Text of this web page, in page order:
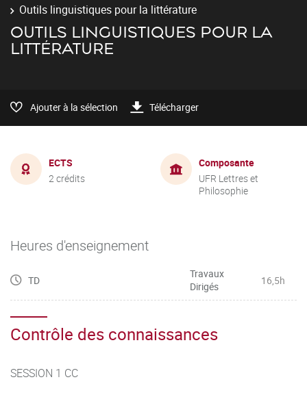
Outils linguistiques pour la littérature
OUTILS LINGUISTIQUES POUR LA
LITTÉRATURE
Ajouter à la sélection Télécharger
ECTS
2 crédits
Composante
UFR Lettres et
Philosophie
Heures d'enseignement
TD
Travaux
Dirigés
16,5h
Contrôle des connaissances
SESSION 1 CC